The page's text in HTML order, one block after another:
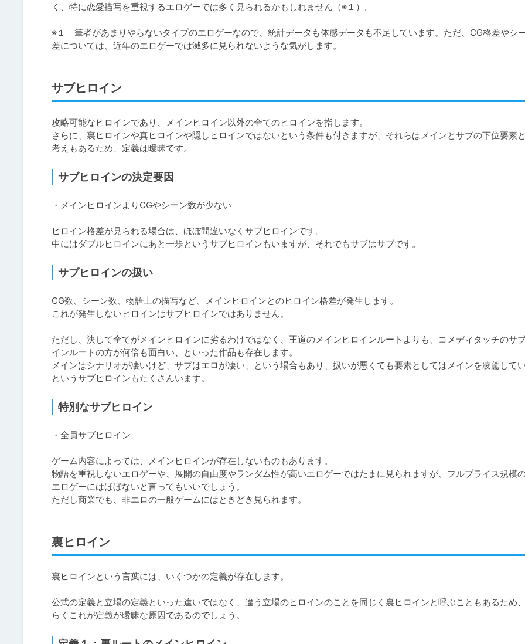
く、特に恋愛描写を重視するエロゲーでは多く見られるかもしれません（※１）。
※１　筆者があまりやらないタイプのエロゲーなので、統計データも体感データも不足しています。ただ、CG格差やシ
差については、近年のエロゲーでは滅多に見られないような気がします。
サブヒロイン
攻略可能なヒロインであり、メインヒロイン以外の全てのヒロインを指します。
さらに、裏ヒロインや真ヒロインや隠しヒロインではないという条件も付きますが、それらはメインとサブの下位要素
考えもあるため、定義は曖昧です。
サブヒロインの決定要因
・メインヒロインよりCGやシーン数が少ない
ヒロイン格差が見られる場合は、ほぼ間違いなくサブヒロインです。
中にはダブルヒロインにあと一歩というサブヒロインもいますが、それでもサブはサブです。
サブヒロインの扱い
CG数、シーン数、物語上の描写など、メインヒロインとのヒロイン格差が発生します。
これが発生しないヒロインはサブヒロインではありません。
ただし、決して全てがメインヒロインに劣るわけではなく、王道のメインヒロインルートよりも、コメディタッチのサ
インルートの方が何倍も面白い、といった作品も存在します。
メインはシナリオが凄いけど、サブはエロが凄い、という場合もあり、扱いが悪くても要素としてはメインを凌駕して
というサブヒロインもたくさんいます。
特別なサブヒロイン
・全員サブヒロイン
ゲーム内容によっては、メインヒロインが存在しないものもあります。
物語を重視しないエロゲーや、展開の自由度やランダム性が高いエロゲーではたまに見られますが、フルプライス規模
エロゲーにはほぼないと言ってもいいでしょう。
ただし商業でも、非エロの一般ゲームにはときどき見られます。
裏ヒロイン
裏ヒロインという言葉には、いくつかの定義が存在します。
公式の定義と立場の定義といった違いではなく、違う立場のヒロインのことを同じく裏ヒロインと呼ぶこともあるため
らくこれが定義が曖昧な原因であるのでしょう。